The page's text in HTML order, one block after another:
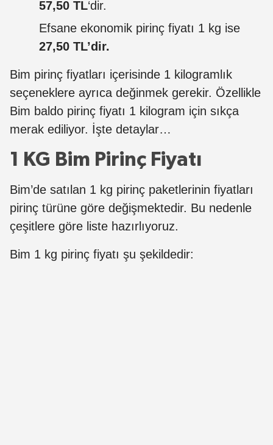
57,50 TL‘dir.
Efsane ekonomik pirinç fiyatı 1 kg ise
27,50 TL’dir.
Bim pirinç fiyatları içerisinde 1 kilogramlık
seçeneklere ayrıca değinmek gerekir. Özellikle
Bim baldo pirinç fiyatı 1 kilogram için sıkça
merak ediliyor. İşte detaylar…
1 KG Bim Pirinç Fiyatı
Bim’de satılan 1 kg pirinç paketlerinin fiyatları
pirinç türüne göre değişmektedir. Bu nedenle
çeşitlere göre liste hazırlıyoruz.
Bim 1 kg pirinç fiyatı şu şekildedir: